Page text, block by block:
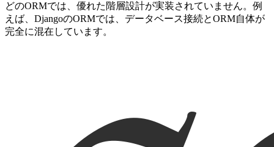
どのORMでは、優れた階層設計が実装されていません。例
えば、DjangoのORMでは、データベース接続とORM自体が
完全に混在しています。